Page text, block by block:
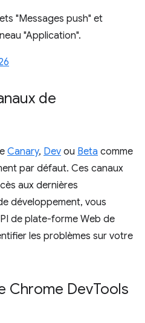
"Messages push" et
"Application".
de
Canary, Dev ou Beta comme
par défaut. Ces canaux
aux dernières
développement, vous
de plate-forme Web de
les problèmes sur votre
Chrome DevTools